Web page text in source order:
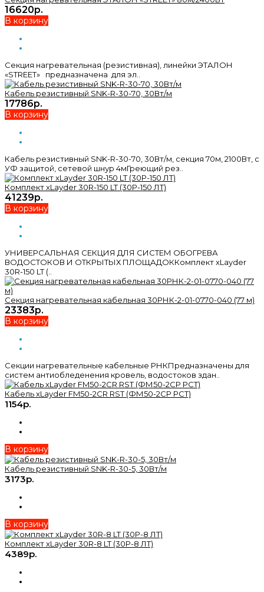
16620р.
В корзину
Секция нагревательная (резистивная), линейки ЭТАЛОН
«STREET» предназначена для эл..
Кабель резистивный SNK-R-30-70, 30Вт/м
17786р.
В корзину
Кабель резистивный SNK-R-30-70, 30Вт/м, секция 70м, 2100Вт, с
УФ защитой, сетевой шнур 4мГреющий рез..
Комплект xLayder 30R-150 LT (30Р-150 ЛТ)
41239р.
В корзину
УНИВЕРСАЛЬНАЯ СЕКЦИЯ ДЛЯ СИСТЕМ ОБОГРЕВА
ВОДОСТОКОВ И ОТКРЫТЫХ ПЛОЩАДОККомплект xLayder
30R-150 LT (..
Секция нагревательная кабельная 30РНК-2-01-0770-040 (77 м)
23383р.
В корзину
Секции нагревательные кабельные РНКПредназначены для
систем антиобледенения кровель, водостоков здан..
Кабель xLayder FM50-2CR RST (ФМ50-2CР РСТ)
1154р.
В корзину
Кабель резистивный SNK-R-30-5, 30Вт/м
3173р.
В корзину
Комплект xLayder 30R-8 LT (30Р-8 ЛТ)
4389р.